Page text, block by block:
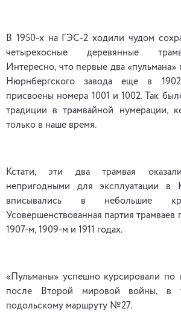
В 1950-х на ГЭС-2 ходили чудом
четырехосные деревянные
Интересно, что первые два
Нюрнбергского завода еще в
присвоены номера 1001 и 1002. Так
традиции в трамвайной нумерации,
только в наше время.
Кстати, эти два трамвая
непригодными для эксплуатации в
вписывались в небольшие
Усовершенствованная партия трамваев
1907-м, 1909-м и 1911 годах.
«Пульманы» успешно курсировали по
после Второй мировой войны,
подольскому маршруту №27.